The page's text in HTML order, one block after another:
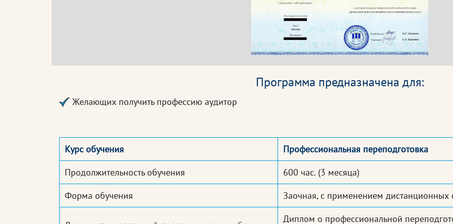
Программа предназначена для:
Желающих получить профессию аудитор
Курс обучения
Профессиональная переподготовка
Продолжительность обучения
600 час. (3 месяца)
Форма обучения
Заочная, с применением дистанционных
Диплом о профессиональной